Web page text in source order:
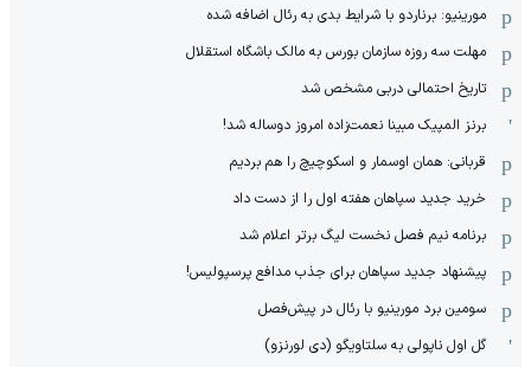
مورینیو: برناردو با شرایط بدی به رئال اضافه شده
مهلت سه روزه سازمان بورس به مالک باشگاه استقلال
تاریخ احتمالی دربی مشخص شد
برنز المپیک مبینا نعمت‌زاده امروز دوساله شد!
قربانی: همان اوسمار و اسکوچیچ را هم بردیم
خرید جدید سپاهان هفته اول را از دست داد
برنامه نیم فصل نخست لیگ برتر اعلام شد
پیشنهاد جدید سپاهان برای جذب مدافع پرسپولیس!
سومین برد مورینیو با رئال در پیش‌فصل
گل اول ناپولی به سلتاویگو (دی لورنزو)